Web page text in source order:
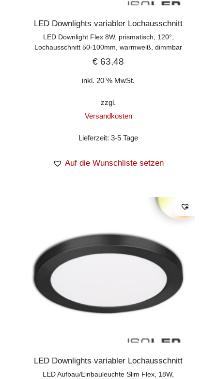
LED Downlights variabler Lochausschnitt
LED Downlight Flex 8W, prismatisch, 120°,
Lochausschnitt 50-100mm, warmweiß, dimmbar
€ 63,48
inkl. 20 % MwSt.
zzgl.
Versandkosten
Lieferzeit:3-5 Tage
Auf die Wunschliste setzen
LED Downlights variabler Lochausschnitt
LED Aufbau/Einbauleuchte Slim Flex, 18W,